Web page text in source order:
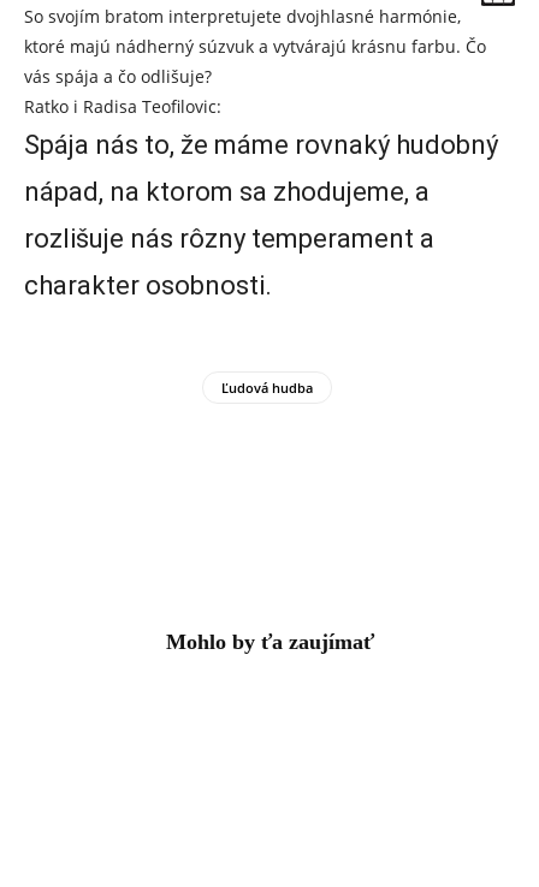
So svojím bratom interpretujete dvojhlasné harmónie,
ktoré majú nádherný súzvuk a vytvárajú krásnu farbu. Čo
vás spája a čo odlišuje?
Ratko i Radisa Teofilovic:
Spája nás to, že máme rovnaký hudobný
nápad, na ktorom sa zhodujeme, a
rozlišuje nás rôzny temperament a
charakter osobnosti.
Ľudová hudba
Mohlo by ťa zaujímať